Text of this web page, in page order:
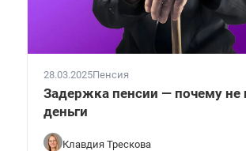
28.03.2025Пенсия
Задержка пенсии — почему не
деньги
Клавдия Трескова